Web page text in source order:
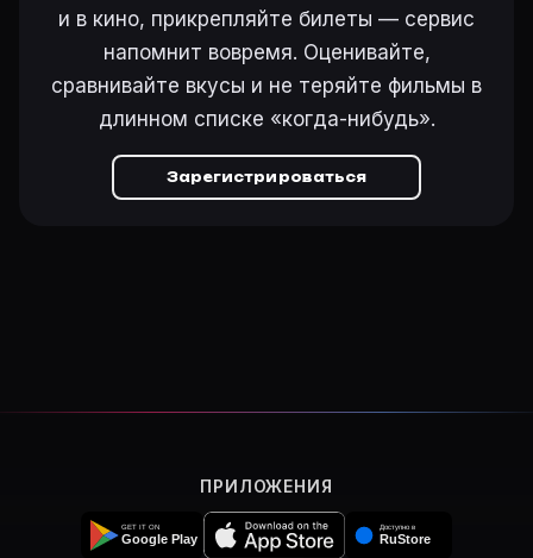
и в кино, прикрепляйте билеты — сервис
напомнит вовремя. Оценивайте,
сравнивайте вкусы и не теряйте фильмы в
длинном списке «когда-нибудь».
Зарегистрироваться
ПРИЛОЖЕНИЯ